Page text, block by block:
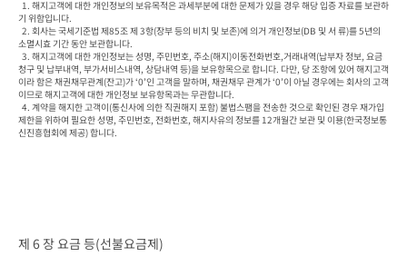
기 위함입니다.
소멸시효 기간 동안 보관합니다.
청구 및 납부내역, 부가서비스내역, 상담내역 등)을 보유항목으로 합니다. 다만, 당 조항에 있어 해지고객
이라 함은 채권채무관계(잔고)가 ‘0’인 고객을 말하며, 채권채무 관계가 ‘0’이 아닐 경우에는 회사의 고객
이므로 해지고객에 대한 개인정보 보유항목과는 무관합니다.
제한을 위하여 필요한 성명, 주민번호, 전화번호, 해지사유의 정보를 12개월간 보관 및 이용(한국정보통
신진흥협회에 제공) 합니다.
제 6 장 요금 등(선불요금제)